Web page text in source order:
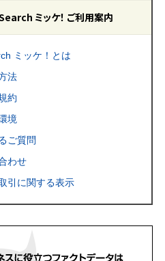
ミッケ！ ご利用案内
ミッケ！とは
法
約
境
ご質問
わせ
引に関する表示